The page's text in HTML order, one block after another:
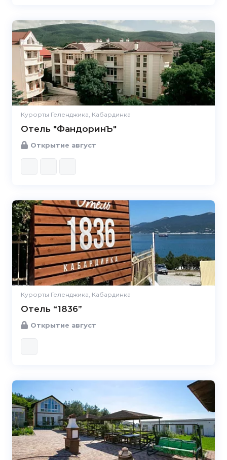
Курорты Геленджика, Кабардинка
Отель "ФандоринЪ"
Открытие август
Курорты Геленджика, Кабардинка
Отель “1836”
Открытие август